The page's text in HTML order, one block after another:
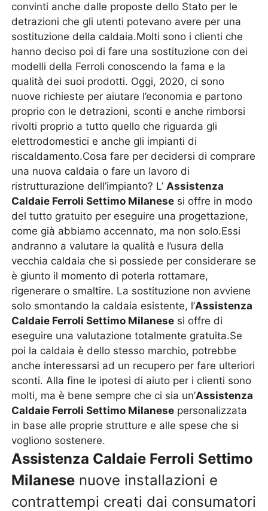
convinti anche dalle proposte dello Stato per le
detrazioni che gli utenti potevano avere per una
sostituzione della caldaia.Molti sono i clienti che
hanno deciso poi di fare una sostituzione con dei
modelli della Ferroli conoscendo la fama e la
qualità dei suoi prodotti. Oggi, 2020, ci sono
nuove richieste per aiutare l’economia e partono
proprio con le detrazioni, sconti e anche rimborsi
rivolti proprio a tutto quello che riguarda gli
elettrodomestici e anche gli impianti di
riscaldamento.Cosa fare per decidersi di comprare
una nuova caldaia o fare un lavoro di
ristrutturazione dell’impianto? L’Assistenza
Caldaie Ferroli Settimo Milanese si offre in modo
del tutto gratuito per eseguire una progettazione,
come già abbiamo accennato, ma non solo.Essi
andranno a valutare la qualità e l’usura della
vecchia caldaia che si possiede per considerare se
è giunto il momento di poterla rottamare,
rigenerare o smaltire. La sostituzione non avviene
solo smontando la caldaia esistente, l’Assistenza
Caldaie Ferroli Settimo Milanese si offre di
eseguire una valutazione totalmente gratuita.Se
poi la caldaia è dello stesso marchio, potrebbe
anche interessarsi ad un recupero per fare ulteriori
sconti. Alla fine le ipotesi di aiuto per i clienti sono
molti, ma è bene sempre che ci sia un’Assistenza
Caldaie Ferroli Settimo Milanese personalizzata
in base alle proprie strutture e alle spese che si
vogliono sostenere.
Assistenza Caldaie Ferroli Settimo
Milanese nuove installazioni e
contrattempi creati dai consumatori